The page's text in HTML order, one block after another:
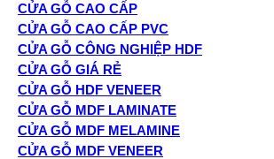
CỬA GỖ CAO CẤP
CỬA GỖ CAO CẤP PVC
CỬA GỖ CÔNG NGHIỆP HDF
CỬA GỖ GIÁ RẺ
CỬA GỖ HDF VENEER
CỬA GỖ MDF LAMINATE
CỬA GỖ MDF MELAMINE
CỬA GỖ MDF VENEER